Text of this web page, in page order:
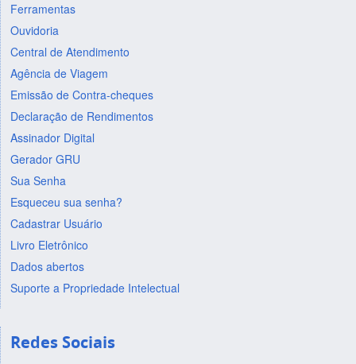
Ferramentas
Ouvidoria
Central de Atendimento
Agência de Viagem
Emissão de Contra-cheques
Declaração de Rendimentos
Assinador Digital
Gerador GRU
Sua Senha
Esqueceu sua senha?
Cadastrar Usuário
Livro Eletrônico
Dados abertos
Suporte a Propriedade Intelectual
Redes Sociais